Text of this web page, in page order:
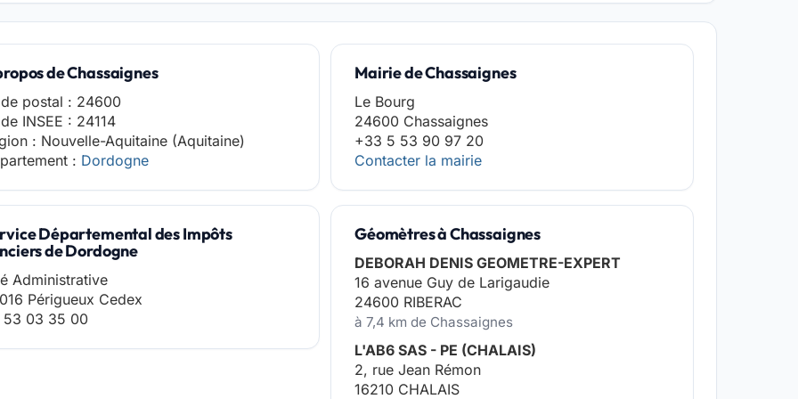
de Chassaignes
postal : 24600
INSEE : 24114
: Nouvelle-Aquitaine (Aquitaine)
: Dordogne
Mairie de Chassaignes
Le Bourg
24600 Chassaignes
+33 5 53 90 97 20
Contacter la mairie
Départemental des Impôts
de Dordogne
Administrative
Périgueux Cedex
03 35 00
Géomètres à Chassaignes
DEBORAH DENIS GEOMETRE-EXPERT
16 avenue Guy de Larigaudie
24600 RIBERAC
à 7,4 km de Chassaignes
L'AB6 SAS - PE (CHALAIS)
2, rue Jean Rémon
16210 CHALAIS